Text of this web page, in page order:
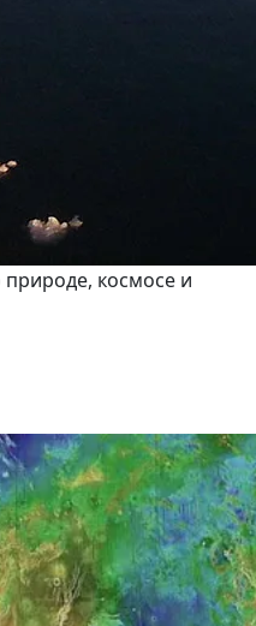
космосе и